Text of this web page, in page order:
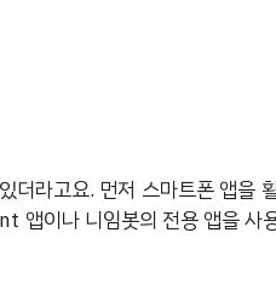
라고요. 먼저 스마트폰 앱을
이나 니임봇의 전용 앱을 사